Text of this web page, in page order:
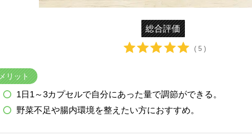
総合評価
( 5 )
メリット
1日1～3カプセルで自分にあった量で調節ができる。
野菜不足や腸内環境を整えたい方におすすめ。